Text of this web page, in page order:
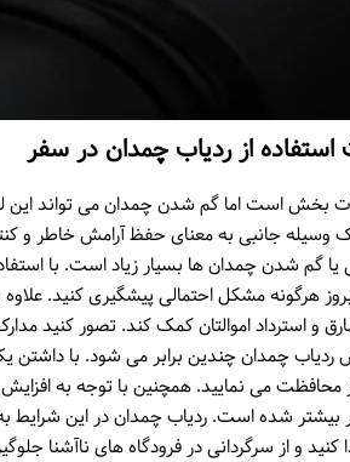
از ردیاب چمدان در سفر
بخش است اما گم شدن چمدان می تواند این
وسیله جانبی به معنای حفظ آرامش خاطر و
یا گم شدن چمدان ها بسیار زیاد است. با
هرگونه مشکل احتمالی پیشگیری کنید.
و استرداد اموالتان کمک کند. تصور کنید
ردیاب چمدان چندین برابر می شود. با داشتن
محافظت می نمایید. همچنین با توجه به
شده است. ردیاب چمدان در این شرایط
کنید و از سرگردانی در فرودگاه های ناآشنا